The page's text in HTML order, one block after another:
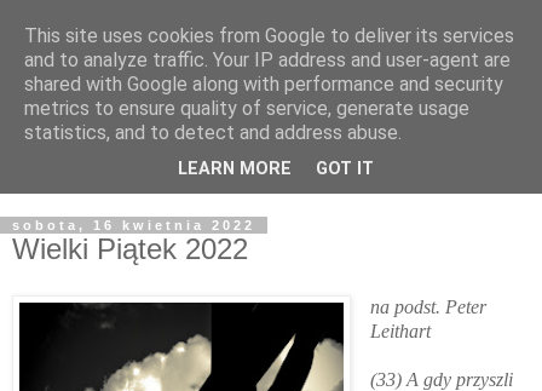
Żyjąc wiarą w REALNYM
świecie
Blog pastora Pawła Bartosika
sobota, 16 kwietnia 2022
Wielki Piątek 2022
na podst. Peter
Leithart
(33) A gdy przyszli
This site uses cookies from Google to deliver its services
and to analyze traffic. Your IP address and user-agent are
shared with Google along with performance and security
metrics to ensure quality of service, generate usage
statistics, and to detect and address abuse.
LEARN MORE GOT IT